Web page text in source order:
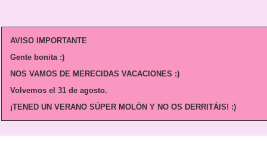
AVISO IMPORTANTE
Gente bonita :)
NOS VAMOS DE MERECIDAS VACACIONES :)
Volvemos el 31 de agosto.
¡TENED UN VERANO SÚPER MOLÓN Y NO OS DERRITÁIS! :)